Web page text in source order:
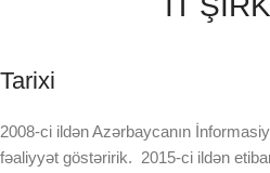
Tarixi
2008-ci ildən Azərbaycanın
fəaliyyət göstəririk. 2015-ci ildən